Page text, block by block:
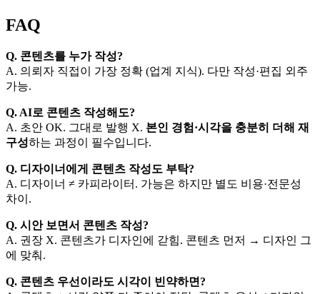
FAQ
Q. 콘텐츠를 누가 작성?
A. 의뢰자 직접이 가장 정확 (업계 지식). 다만 작성·편집 외주
가능.
Q. AI로 콘텐츠 작성해도?
A. 초안 OK. 그대로 발행 X. 본인 경험·시각을 충분히 더해 재
구성하는 과정이 필수입니다.
Q. 디자이너에게 콘텐츠 작성도 부탁?
A. 디자이너 ≠ 카피라이터. 가능은 하지만 별도 비용·전문성
차이.
Q. 시안 보면서 콘텐츠 작성?
A. 권장 X. 콘텐츠가 디자인에 갇힘. 콘텐츠 먼저 → 디자인 그
에 맞춰.
Q. 콘텐츠 우선이라도 시각이 빈약하면?